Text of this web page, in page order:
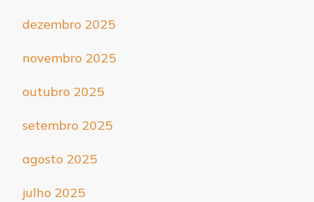
dezembro 2025
novembro 2025
outubro 2025
setembro 2025
agosto 2025
julho 2025